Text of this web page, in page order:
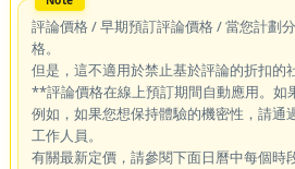
評論價格 / 早期預訂評論價格 / 當您計劃
格。
但是，這不適用於禁止基於評論的折扣的
**評論價格在線上預訂期間自動應用。如
例如，如果您想保持體驗的機密性，請通
工作人員。
有關最新定價，請參閱下面日曆中每個時